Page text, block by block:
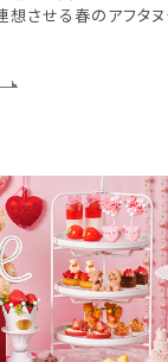
想させる春のアフタ